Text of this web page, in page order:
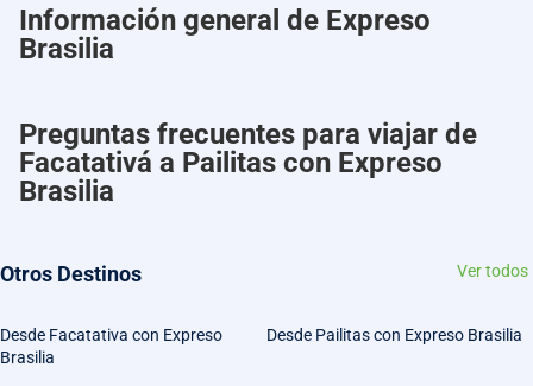
Información general de Expreso
Brasilia
Preguntas frecuentes para viajar de
Facatativá a Pailitas con Expreso
Brasilia
Otros Destinos Ver todos
Desde Facatativa con Expreso
Brasilia
Desde Pailitas con Expreso Brasilia